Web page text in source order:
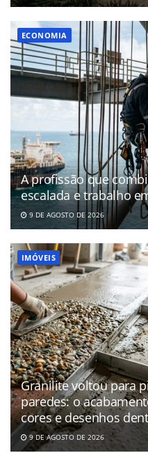
ECONOMIA
A profissão que
escalada e trabalho
9 DE AGOSTO DE 2026
IMÓVEIS
Granilite voltou para
paredes: o
cores e desenhos
9 DE AGOSTO DE 2026